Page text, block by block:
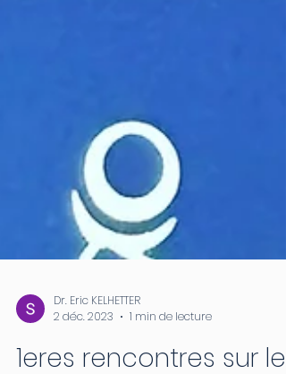
Dr. Eric KELHETTER
2 déc. 2023
1 min de lecture